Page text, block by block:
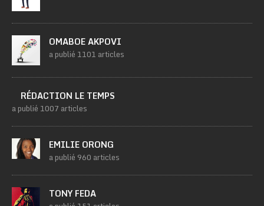
OMABOE AKPOVI
a publié 1101 articles
RÉDACTION LE TEMPS
a publié 1007 articles
EMILIE ORONG
a publié 960 articles
TONY FEDA